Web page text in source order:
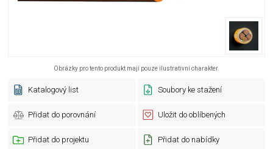
Obrázky pro tento produkt mají pouze ilustrativní charakter.
Katalogový list Soubory ke stažení
Přidat do porovnání Uložit do oblíbených
Přidat do projektu Přidat do nabídky